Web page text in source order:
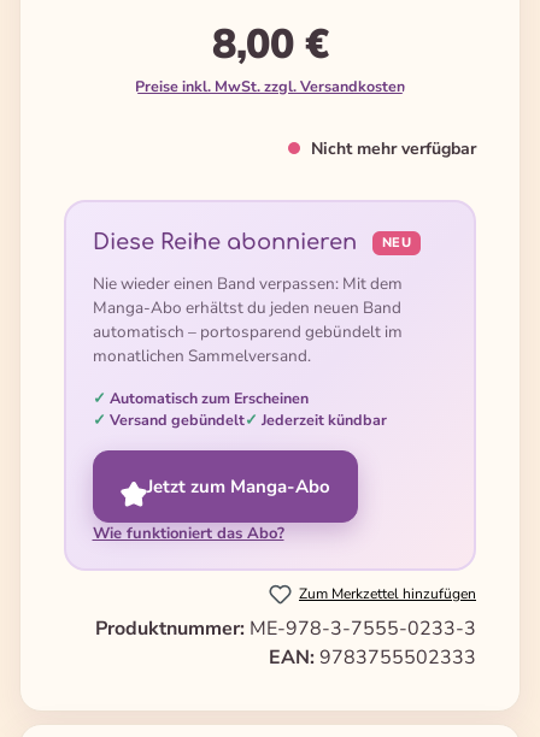
8,00 €
Preise inkl. MwSt. zzgl. Versandkosten
Nicht mehr verfügbar
Diese Reihe abonnieren NEU
Nie wieder einen Band verpassen: Mit dem
Manga-Abo erhältst du jeden neuen Band
automatisch – portosparend gebündelt im
monatlichen Sammelversand.
Automatisch zum Erscheinen
Versand gebündelt
Jederzeit kündbar
Jetzt zum Manga-Abo
Wie funktioniert das Abo?
Zum Merkzettel hinzufügen
Produktnummer: ME-978-3-7555-0233-3
EAN: 9783755502333